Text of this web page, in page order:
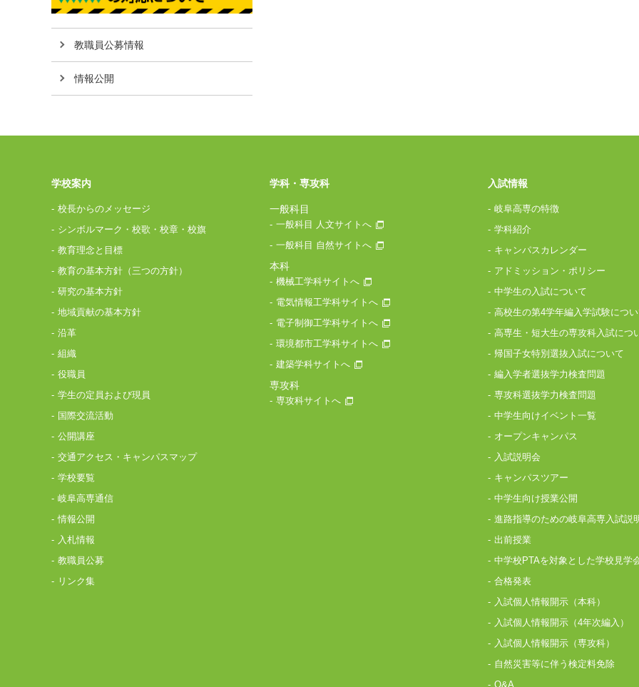
教職員公募情報
情報公開
学校案内
校長からのメッセージ
シンボルマーク・校歌・校章・校旗
教育理念と目標
教育の基本方針（三つの方針）
研究の基本方針
地域貢献の基本方針
沿革
組織
役職員
学生の定員および現員
国際交流活動
公開講座
交通アクセス・キャンパスマップ
学校要覧
岐阜高専通信
情報公開
入札情報
教職員公募
リンク集
学科・専攻科
一般科目
一般科目 人文サイトへ
一般科目 自然サイトへ
本科
機械工学科サイトへ
電気情報工学科サイトへ
電子制御工学科サイトへ
環境都市工学科サイトへ
建築学科サイトへ
専攻科
専攻科サイトへ
入試情報
岐阜高専の特徴
学科紹介
キャンパスカレンダー
アドミッション・ポリシー
中学生の入試について
高校生の第4学年編入学試験につ
高専生・短大生の専攻科入試につ
帰国子女特別選抜入試について
編入学者選抜学力検査問題
専攻科選抜学力検査問題
中学生向けイベント一覧
オープンキャンパス
入試説明会
キャンパスツアー
中学生向け授業公開
進路指導のための岐阜高専入試説
出前授業
中学校PTAを対象とした学校見学
合格発表
入試個人情報開示（本科）
入試個人情報開示（4年次編入）
入試個人情報開示（専攻科）
自然災害等に伴う検定料免除
Q&A